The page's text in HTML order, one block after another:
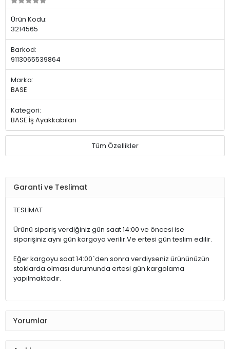
Ürün Kodu:
3214565
Barkod:
9113065539864
Marka:
BASE
Kategori:
BASE İş Ayakkabıları
Tüm Özellikler
Garanti ve Teslimat
TESLİMAT
Ürünü sipariş verdiğiniz gün saat 14:00 ve öncesi ise
siparişiniz aynı gün kargoya verilir.Ve ertesi gün teslim edilir.
Eğer kargoyu saat 14:00`den sonra verdiyseniz ürününüzün
stoklarda olması durumunda ertesi gün kargolama
yapılmaktadır.
Yorumlar